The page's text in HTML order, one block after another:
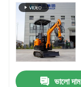
ভালো দাম